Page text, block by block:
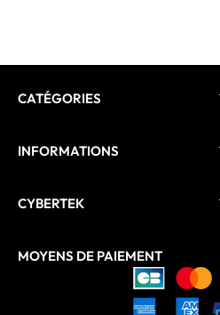
CATÉGORIES
INFORMATIONS
CYBERTEK
MOYENS DE PAIEMENT